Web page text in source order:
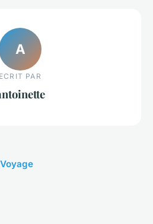
A
ECRIT PAR